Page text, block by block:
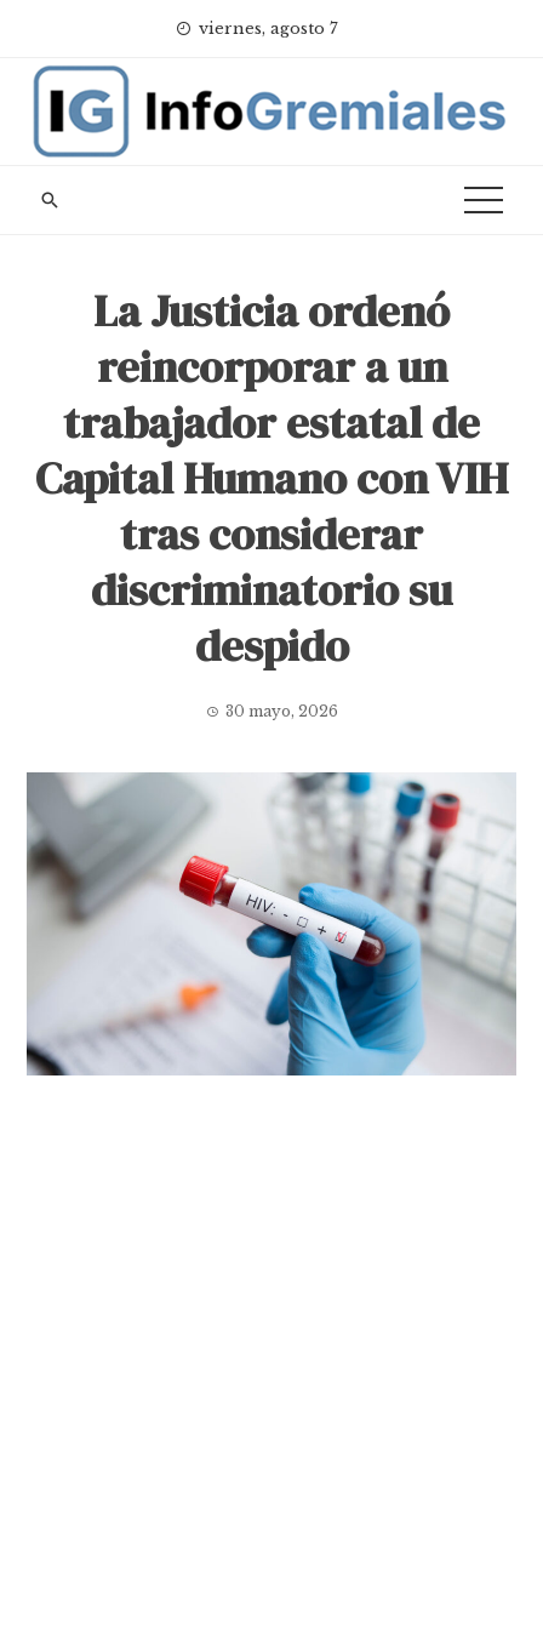
content
viernes, agosto 7
La Justicia ordenó
reincorporar a un
trabajador estatal de
Capital Humano con VIH
tras considerar
discriminatorio su
despido
30 mayo, 2026